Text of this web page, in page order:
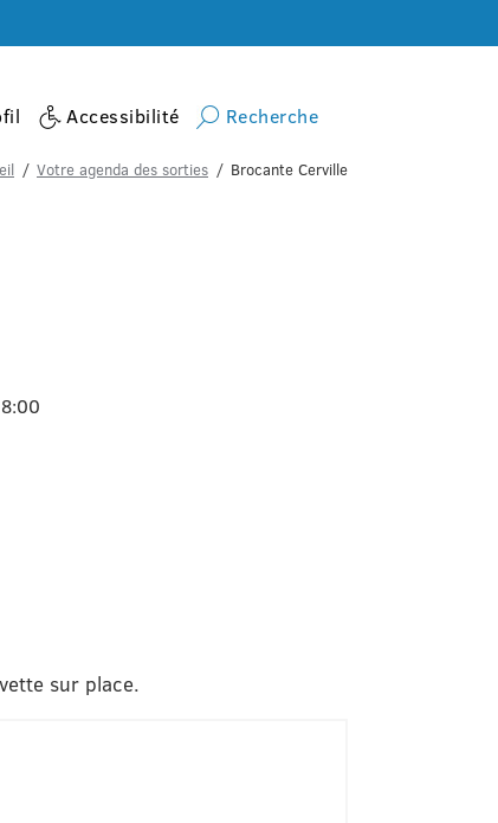
Accessibilité Recherche
Votre agenda des sorties Brocante Cerville
sur place.